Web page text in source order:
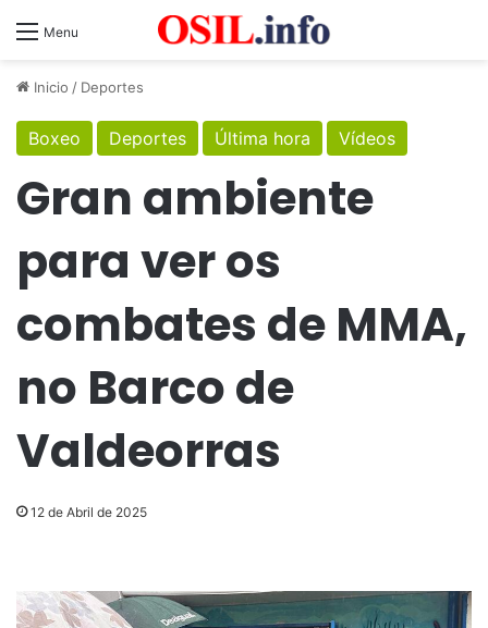
Menu
Inicio / Deportes
Boxeo Deportes Última hora Vídeos
Gran ambiente
para ver os
combates de MMA,
no Barco de
Valdeorras
12 de Abril de 2025